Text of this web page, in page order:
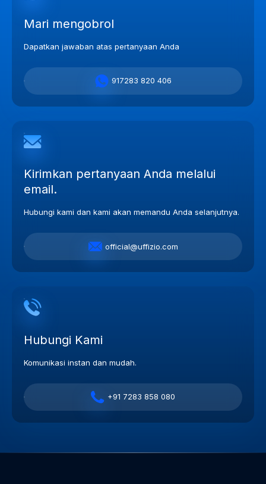
Mari mengobrol
Dapatkan jawaban atas pertanyaan Anda
917283 820 406
Kirimkan pertanyaan Anda melalui
email.
Hubungi kami dan kami akan memandu Anda selanjutnya.
official@uffizio.com
Hubungi Kami
Komunikasi instan dan mudah.
+91 7283 858 080